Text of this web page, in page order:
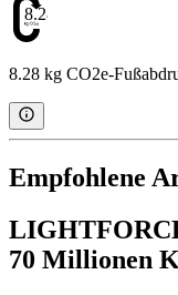
8.28
8.28 kg CO2e-
Empfohlene
70 Millionen